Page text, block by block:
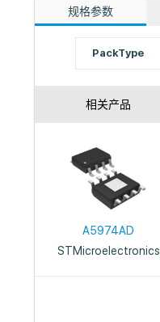
规格参数
PackType
相关产品
A5974AD
STMicroelectronics